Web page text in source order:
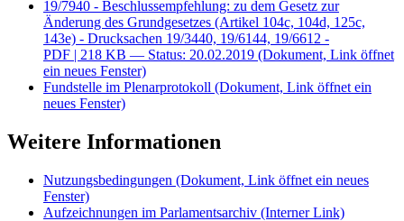
19/7940 - Beschlussempfehlung: zu dem Gesetz zur
Änderung des Grundgesetzes (Artikel 104c, 104d, 125c,
143e) - Drucksachen 19/3440, 19/6144, 19/6612 -
PDF | 218 KB — Status: 20.02.2019 (Dokument, Link öffnet
ein neues Fenster)
Fundstelle im Plenarprotokoll (Dokument, Link öffnet ein
neues Fenster)
Weitere Informationen
Nutzungsbedingungen (Dokument, Link öffnet ein neues
Fenster)
Aufzeichnungen im Parlamentsarchiv (Interner Link)